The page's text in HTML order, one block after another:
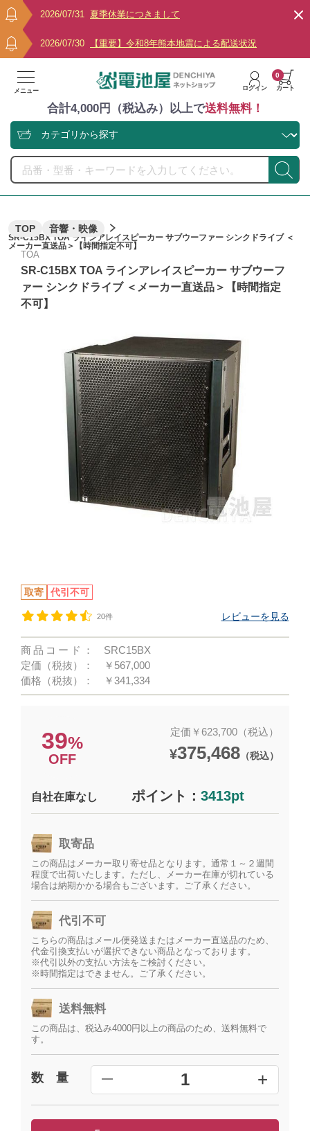
2026/07/31 夏季休業につきまして
2026/07/30 【重要】令和8年熊本地震による配送状況
メニュー ログイン カート
0
合計4,000円（税込み）以上で送料無料！
TOP 音響・映像
SR-C15BX TOA ラインアレイスピーカー サブウーファー シンクドライブ ＜
メーカー直送品＞【時間指定不可】
TOA
SR-C15BX TOA ラインアレイスピーカー サブウーフ
ァー シンクドライブ ＜メーカー直送品＞【時間指定
不可】
取寄 代引不可
20件 レビューを見る
商品コード：
SRC15BX
定価（税抜）：
￥567,000
価格（税抜）：
￥341,334
39%
OFF
定価￥623,700（税込）
¥375,468（税込）
自社在庫なし ポイント：3413pt
取寄品
この商品はメーカー取り寄せ品となります。通常１～２週間
程度で出荷いたします。ただし、メーカー在庫が切れている
場合は納期かかる場合もございます。ご了承ください。
代引不可
こちらの商品はメール便発送またはメーカー直送品のため、
代金引換支払いが選択できない商品となっております。
※代引以外の支払い方法をご検討ください。
※時間指定はできません。ご了承ください。
送料無料
この商品は、税込み4000円以上の商品のため、送料無料で
す。
数 量 ━ 1 +